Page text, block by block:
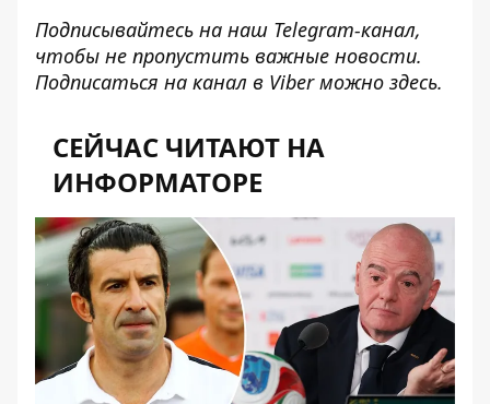
Подписывайтесь на наш Telegram-канал,
чтобы не пропустить важные новости.
Подписаться на канал в Viber можно здесь.
СЕЙЧАС ЧИТАЮТ НА
ИНФОРМАТОРЕ